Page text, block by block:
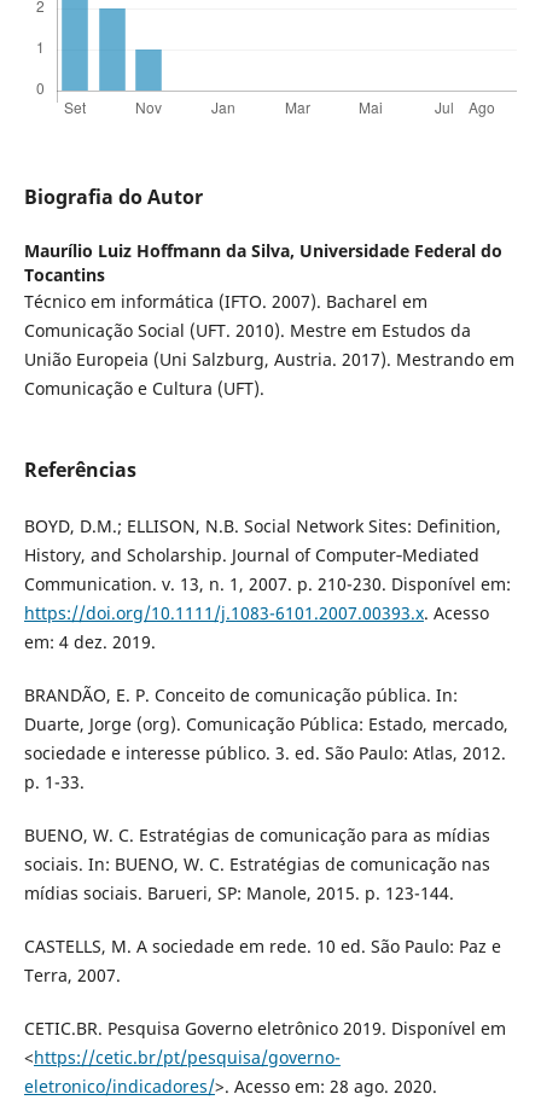
Biografia do Autor
Maurílio Luiz Hoffmann da Silva, Universidade Federal do
Tocantins
Técnico em informática (IFTO. 2007). Bacharel em
Comunicação Social (UFT. 2010). Mestre em Estudos da
União Europeia (Uni Salzburg, Austria. 2017). Mestrando em
Comunicação e Cultura (UFT).
Referências
BOYD, D.M.; ELLISON, N.B. Social Network Sites: Definition,
History, and Scholarship. Journal of Computer‐Mediated
Communication. v. 13, n. 1, 2007. p. 210-230. Disponível em:
https://doi.org/10.1111/j.1083-6101.2007.00393.x. Acesso
em: 4 dez. 2019.
BRANDÃO, E. P. Conceito de comunicação pública. In:
Duarte, Jorge (org). Comunicação Pública: Estado, mercado,
sociedade e interesse público. 3. ed. São Paulo: Atlas, 2012.
p. 1-33.
BUENO, W. C. Estratégias de comunicação para as mídias
sociais. In: BUENO, W. C. Estratégias de comunicação nas
mídias sociais. Barueri, SP: Manole, 2015. p. 123-144.
CASTELLS, M. A sociedade em rede. 10 ed. São Paulo: Paz e
Terra, 2007.
CETIC.BR. Pesquisa Governo eletrônico 2019. Disponível em
<https://cetic.br/pt/pesquisa/governo-
eletronico/indicadores/>. Acesso em: 28 ago. 2020.